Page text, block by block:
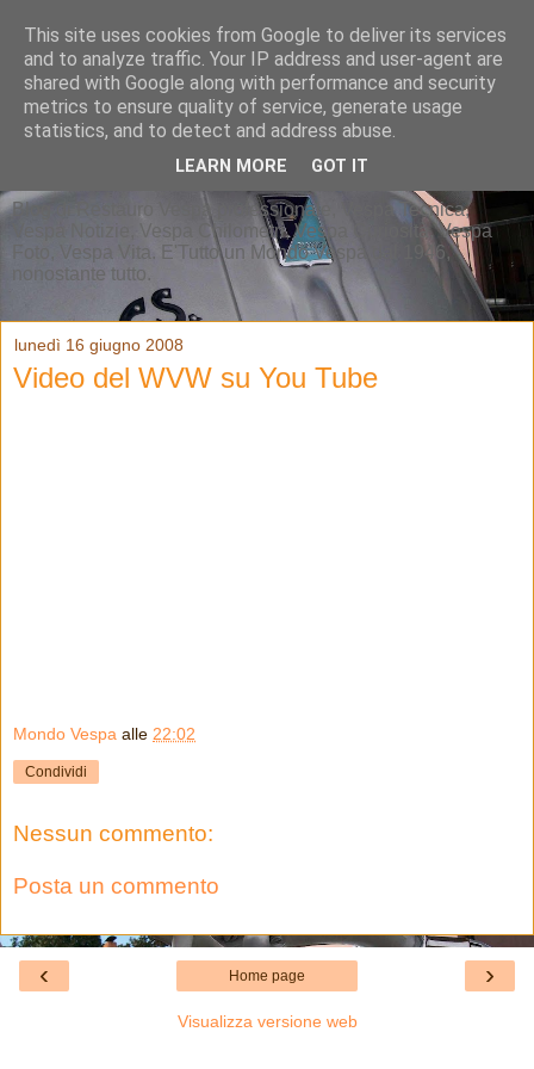
Blog di Restauro Vespa professionale, Vespa Tecnica,
Vespa Notizie, Vespa Chilometri, Vespa Curiosità, Vespa
Foto, Vespa Vita. E'Tutto un Mondo Vespa dal 1946,
nonostante tutto.
lunedì 16 giugno 2008
Video del WVW su You Tube
Mondo Vespa alle 22:02
Condividi
Nessun commento:
Posta un commento
‹ ›
Home page
Visualizza versione web
This site uses cookies from Google to deliver its services
and to analyze traffic. Your IP address and user-agent are
shared with Google along with performance and security
metrics to ensure quality of service, generate usage
statistics, and to detect and address abuse.
LEARN MORE GOT IT